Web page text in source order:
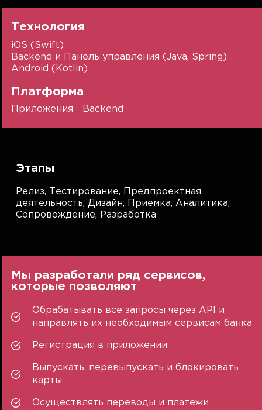
Технология
iOS (Swift)
Backend и Панель управления (Java, Spring)
Android (Kotlin)
Платформа
Приложения Backend
Этапы
Релиз, Тестирование,
Предпроектная
деятельность,Дизайн, Приемка,Аналитика,
Сопровождение, Разработка
Мы разработали ряд сервисов,
которые позволяют
Обрабатывать все запросы через API и
направлять их необходимым сервисам банка
Регистрация в приложении
Выпускать, перевыпускать и блокировать
карты
Осуществлять переводы и платежи